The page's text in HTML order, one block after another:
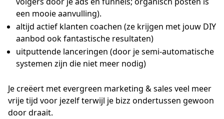
een mooie aanvulling).
altijd actief klanten coachen (ze krijgen met jouw DIY
aanbod ook fantastische resultaten)
uitputtende lanceringen (door je semi-automatische
systemen zijn die niet meer nodig)
Je creëert met evergreen marketing & sales veel meer
vrije tijd voor jezelf terwijl je bizz ondertussen gewoon
door draait.